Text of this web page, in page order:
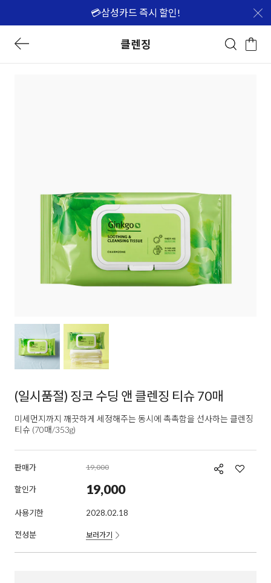
💳삼성카드 즉시 할인!
클렌징
(일시품절) 징코 수딩 앤 클렌징 티슈 70매
미세먼지까지 깨끗하게 세정해주는 동시에 촉촉함을 선사하는 클렌징
티슈 (70매/353g)
판매가 19,000
할인가 19,000
사용기한 2028.02.18
전성분 보러가기